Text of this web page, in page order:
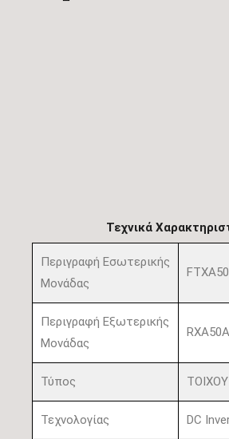
Τεχνικά
Περιγραφή Εσωτερικής
Μονάδας
Περιγραφή Εξωτερικής
Μονάδας
Τύπος ΤΟΙΧΟΥ
Τεχνολογίας DC